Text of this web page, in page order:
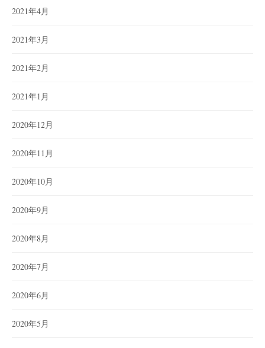
2021年4月
2021年3月
2021年2月
2021年1月
2020年12月
2020年11月
2020年10月
2020年9月
2020年8月
2020年7月
2020年6月
2020年5月